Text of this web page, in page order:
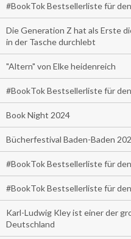
#BookTok Bestsellerliste für
Die Generation Z hat als Erste
in der Tasche durchlebt
"Altern" von Elke heidenreich
#BookTok Bestsellerliste für
Book Night 2024
Bücherfestival Baden-Baden
#BookTok Bestsellerliste für
#BookTok Bestsellerliste für
Karl-Ludwig Kley ist einer der
Deutschland